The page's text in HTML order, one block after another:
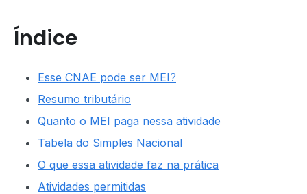
Índice
Esse CNAE pode ser MEI?
Resumo tributário
Quanto o MEI paga nessa atividade
Tabela do Simples Nacional
O que essa atividade faz na prática
Atividades permitidas